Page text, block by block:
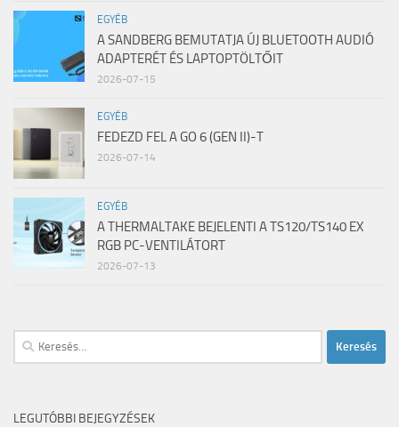
EGYÉB
A SANDBERG BEMUTATJA ÚJ BLUETOOTH AUDIÓ
ADAPTERÉT ÉS LAPTOPTÖLTŐIT
2026-07-15
EGYÉB
FEDEZD FEL A GO 6 (GEN II)-T
2026-07-14
EGYÉB
A THERMALTAKE BEJELENTI A TS120/TS140 EX
RGB PC-VENTILÁTORT
2026-07-13
Keresés:
LEGUTÓBBI BEJEGYZÉSEK